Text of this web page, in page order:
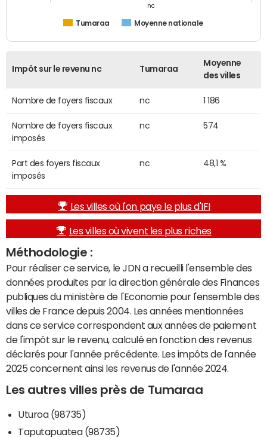
Tumaraa Moyenne nationale
nc
Impôt sur le revenu nc Tumaraa
Moyenne
des villes
Nombre de foyers fiscaux nc 1 186
Nombre de foyers fiscaux
imposés
nc 574
Part des foyers fiscaux
imposés
nc 48,1 %
Les villes où l'on paye le plus d'IFI
Les villes où vivent les plus riches
Méthodologie :
Pour réaliser ce service, le JDN a recueilli l'ensemble des
données produites par la direction générale des Finances
publiques du ministère de l'Economie pour l'ensemble des
villes de France depuis 2004. Les années mentionnées
dans ce service correspondent aux années de paiement
de l'impôt sur le revenu, calculé en fonction des revenus
déclarés pour l'année précédente. Les impôts de l'année
2025 concernent ainsi les revenus de l'année 2024.
Les autres villes près de Tumaraa
Uturoa (98735)
Taputapuatea (98735)